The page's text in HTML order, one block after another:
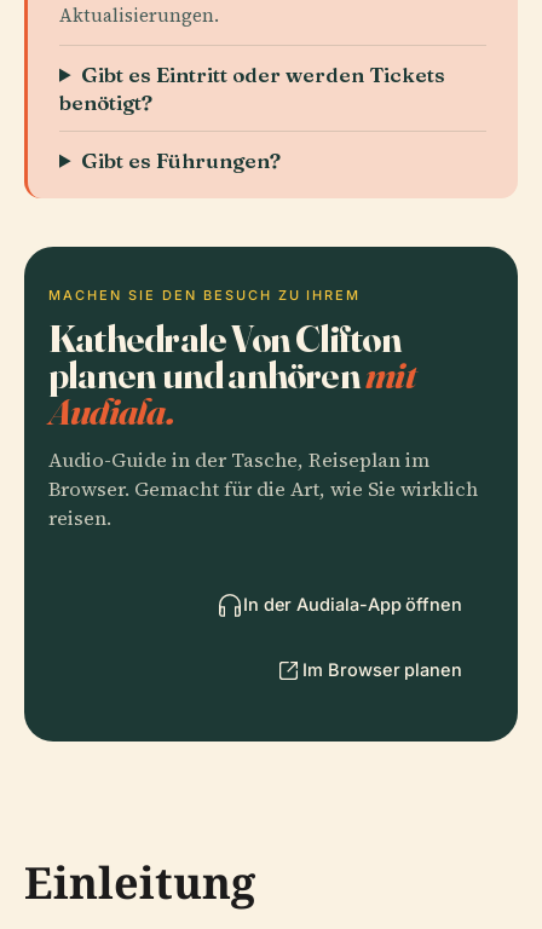
Aktualisierungen.
Gibt es Eintritt oder werden Tickets
benötigt?
Gibt es Führungen?
MACHEN SIE DEN BESUCH ZU IHREM
Kathedrale Von Clifton
planen und anhörenmit
Audiala.
Audio-Guide in der Tasche, Reiseplan im
Browser. Gemacht für die Art, wie Sie wirklich
reisen.
In der Audiala-App öffnen
Im Browser planen
Einleitung